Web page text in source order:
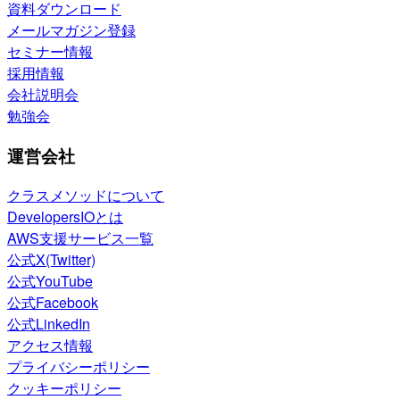
資料ダウンロード
メールマガジン登録
セミナー情報
採用情報
会社説明会
勉強会
運営会社
クラスメソッドについて
DevelopersIOとは
AWS支援サービス一覧
公式X(Twitter)
公式YouTube
公式Facebook
公式LinkedIn
アクセス情報
プライバシーポリシー
クッキーポリシー